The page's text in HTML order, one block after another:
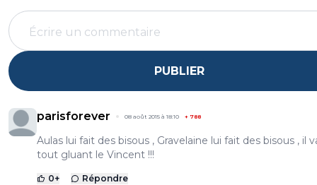
PUBLIER
parisforever 08 août 2015 à 18:10 + 788
Aulas lui fait des bisous , Gravelaine lui fait des bisous , il
tout gluant le Vincent !!!
0+ Répondre